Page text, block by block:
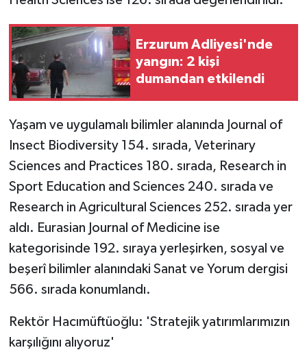
Erzurum Adliyesi'nde
yangın: 2 kişi
dumandan etkilendi
Yaşam ve uygulamalı bilimler alanında Journal of
Insect Biodiversity 154. sırada, Veterinary
Sciences and Practices 180. sırada, Research in
Sport Education and Sciences 240. sırada ve
Research in Agricultural Sciences 252. sırada yer
aldı. Eurasian Journal of Medicine ise
kategorisinde 192. sıraya yerleşirken, sosyal ve
beşerî bilimler alanındaki Sanat ve Yorum dergisi
566. sırada konumlandı.
Rektör Hacımüftüoğlu: 'Stratejik yatırımlarımızın
karşılığını alıyoruz'